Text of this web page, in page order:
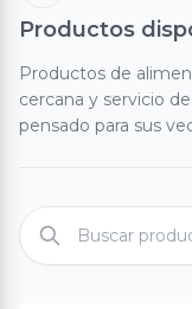
Productos
Productos de
cercana y servicio
pensado para sus